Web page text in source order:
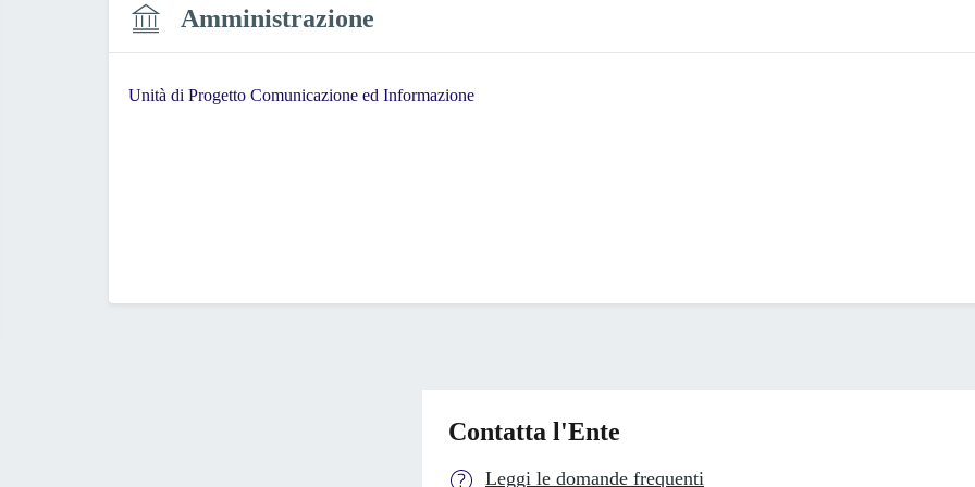
Amministrazione
Unità di Progetto Comunicazione ed Informazione
Contatta l'Ente
Leggi le domande frequenti